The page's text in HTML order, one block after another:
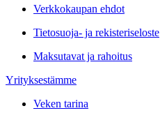
Verkkokaupan ehdot
Tietosuoja- ja rekisteriseloste
Maksutavat ja rahoitus
Yrityksestämme
Veken tarina